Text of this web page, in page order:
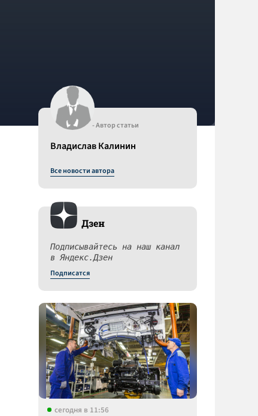
- Автор статьи
Владислав Калинин
Все новости автора
Дзен
Подписывайтесь на наш канал
в Яндекс.Дзен
Подписатся
сегодня в 11:56